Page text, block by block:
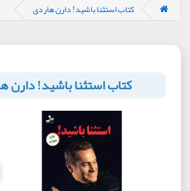
کتاب استثنا باشید! دارن هاردی
کتاب استثنا باشید! دارن